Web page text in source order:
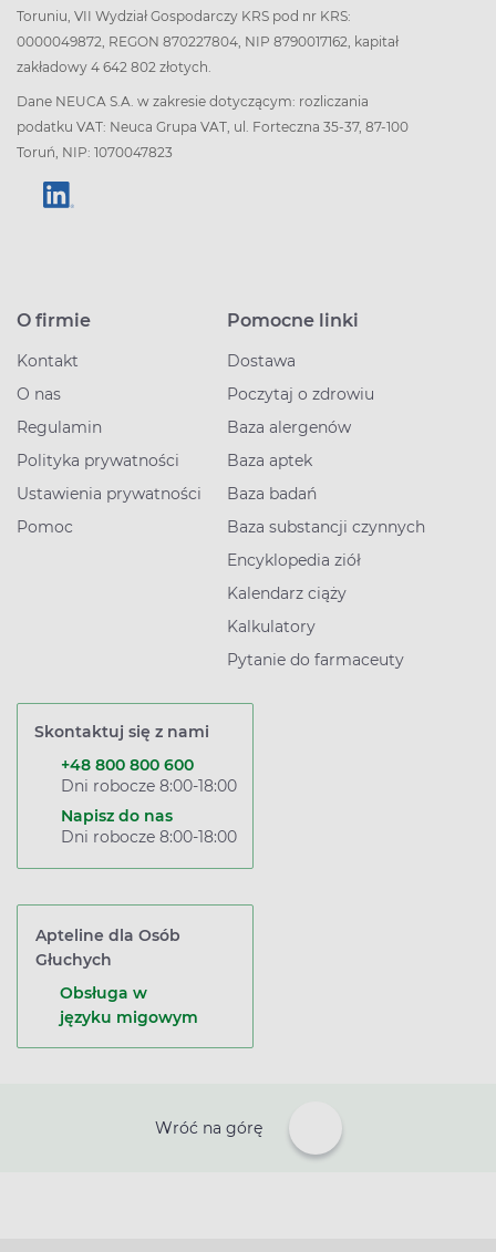
Toruniu, VII Wydział Gospodarczy KRS pod nr KRS:
0000049872, REGON 870227804, NIP 8790017162, kapitał
zakładowy 4 642 802 złotych.
Dane NEUCA S.A. w zakresie dotyczącym: rozliczania
podatku VAT: Neuca Grupa VAT, ul. Forteczna 35-37, 87-100
Toruń, NIP: 1070047823
O firmie
Kontakt
O nas
Regulamin
Polityka prywatności
Ustawienia prywatności
Pomoc
Pomocne linki
Dostawa
Poczytaj o zdrowiu
Baza alergenów
Baza aptek
Baza badań
Baza substancji czynnych
Encyklopedia ziół
Kalendarz ciąży
Kalkulatory
Pytanie do farmaceuty
Skontaktuj się z nami
+48 800 800 600
Dni robocze 8:00-18:00
Napisz do nas
Dni robocze 8:00-18:00
Apteline dla Osób
Głuchych
Obsługa w
języku migowym
Wróć na górę